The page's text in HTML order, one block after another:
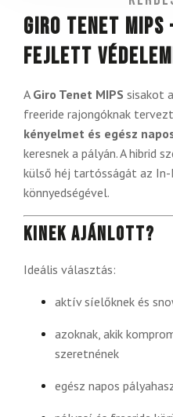
Giro Tenet
fejlett
A Giro Tenet MIPS sisakot
freeride rajongóknak
kényelmet és egész
keresnek a pályán. A hibrid
külső héj tartósságát az
könnyedségével.
Kinek ajánlott?
Ideális választás:
aktív síelőknek és
azoknak, akik
szeretnének
egész napos